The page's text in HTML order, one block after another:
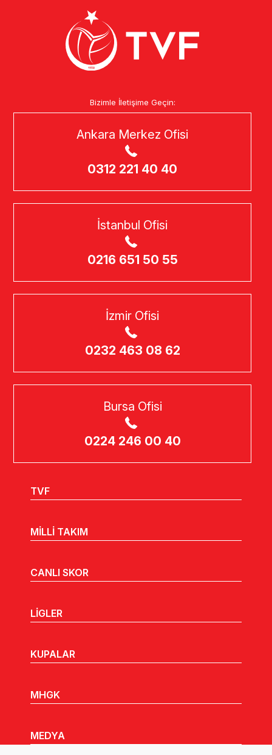
Bizimle İletişime Geçin:
Ankara Merkez Ofisi
0312 221 40 40
İstanbul Ofisi
0216 651 50 55
İzmir Ofisi
0232 463 08 62
Bursa Ofisi
0224 246 00 40
TVF
MİLLİ TAKIM
CANLI SKOR
LİGLER
KUPALAR
MHGK
MEDYA